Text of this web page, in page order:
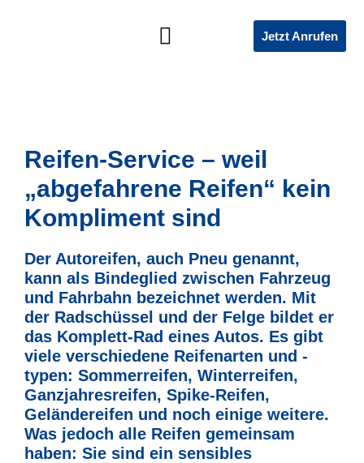
Jetzt Anrufen
Reifen-Service – weil
„abgefahrene Reifen“ kein
Kompliment sind
Der Autoreifen, auch Pneu genannt,
kann als Bindeglied zwischen Fahrzeug
und Fahrbahn bezeichnet werden. Mit
der Radschüssel und der Felge bildet er
das Komplett-Rad eines Autos. Es gibt
viele verschiedene Reifenarten und -
typen: Sommerreifen, Winterreifen,
Ganzjahresreifen, Spike-Reifen,
Geländereifen und noch einige weitere.
Was jedoch alle Reifen gemeinsam
haben: Sie sind ein sensibles